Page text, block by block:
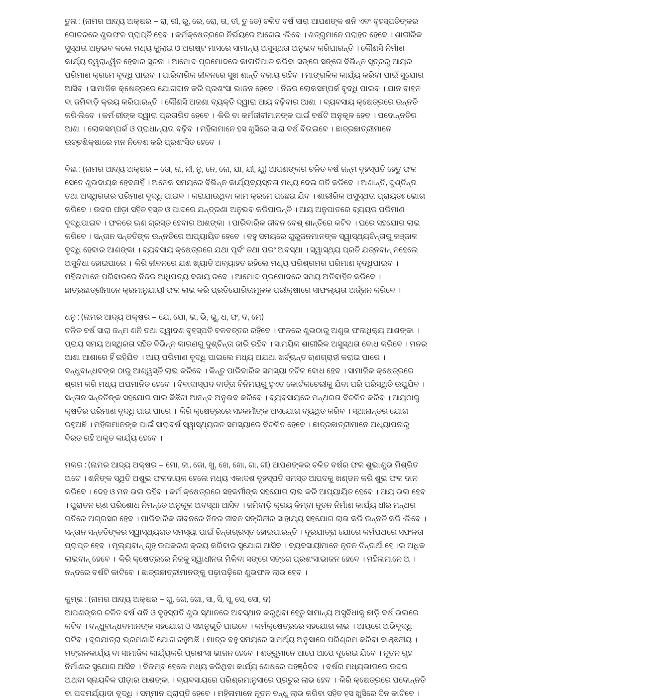
ତୁଳା : (ନାମର ଆଦ୍ୟ ଅକ୍ଷର – ରା, ରୀ, ରୁ, ରେ, ରୋ, ତା, ତୀ, ତୁ ତେ) ଚଳିତ ବର୍ଷ ସାରା ଆପଣଙ୍କ ଶନି ଏବଂ ବୃହସ୍ପତିଙ୍କର
ଗୋଚରରେ ଶୁଭଫଳ ପ୍ରାପ୍ତି ହେବ । କର୍ମକ୍ଷେତ୍ରରେ ନିର୍ଭୟରେ ଆଗେଇ ·ଲିବେ । ଶତ୍ରୁମାନେ ପରାହତ ହେବେ । ଶାରୀରିକ
ସୁସ୍ଥତା ଅନୁଭବ କଲେ ମଧ୍ୟ ଜୁଲାଇ ଓ ଅଗଷ୍ଟ ମାସରେ ସାମାନ୍ୟ ଅସୁସ୍ଥତା ଅନୁଭବ କରିପାରନ୍ତି । କୌଣସି ନିର୍ମାଣ
କାର୍ଯ୍ୟ ତ୍ୱରାନ୍ୱିତ ହେବାର ସୂଚନା । ଆମୋଦ ପ୍ରମୋଦରେ କାଳାତିପାତ କରିବା ସଙ୍ଗେ ସଙ୍ଗେ ବିଭିନ୍ନ ସୂତ୍ରରୁ ଆୟର
ପରିମାଣ କ୍ରମେ ବୃଦ୍ଧି ପାଇବ । ପାରିବାରିକ ଜୀବନରେ ସୁଖ ଶାନ୍ତି ବଜାୟ ରହିବ । ମାଙ୍ଗଳିକ କାର୍ଯ୍ୟ କରିବା ପାଇଁ ସୁଯୋଗ
ଆସିବ । ସାମାଜିକ କ୍ଷେତ୍ରରେ ଯୋଗଦାନ କରି ପ୍ରଶଂସା ଭାଜନ ହେବେ । ନିଜର ଲୋକସମ୍ପର୍କ ବୃଦ୍ଧି ପାଇବ । ଯାନ ବାହନ
ବା ଜମିବାଡ଼ି କ୍ରୟ କରିପାରନ୍ତି । କୌଣସି ଅଜଣା ବ୍ୟକ୍ତି ଦ୍ୱାରା ଆୟ ବଢ଼ିବାର ଆଶା । ବ୍ୟବସାୟ କ୍ଷେତ୍ରରେ ଉନ୍ନତି
କରି·ଲିବେ । କର୍ମ·ରୀଙ୍କ ଦ୍ୱାରା ପ୍ରତାରିତ ହେବେ । ·କିରି ବା କର୍ମଜୀବୀମାନଙ୍କ ପାଇଁ ବର୍ଷଟି ଅନୁକୂଳ ହେବ । ପଦୋନ୍ନତିର
ଆଶା । ଲୋକସମ୍ପର୍କ ଓ ପ୍ରାଧାନ୍ୟତା ବଢ଼ିବ । ମହିଳାମାନେ ହସ ଖୁସିରେ ସାରା ବର୍ଷ ବିତାଇବେ । ଛାତ୍ରଛାତ୍ରୀମାନେ
ଉଚ୍ଚଶିକ୍ଷାରେ ମନ ନିବେଶ କରି ପ୍ରଶଂସିତ ହେବେ ।
ବିଛା : (ନାମର ଆଦ୍ୟ ଅକ୍ଷର – ତୋ, ନା, ନୀ, ନୁ, ନେ, ନୋ, ଯା, ଯୀ, ଯୁ) ଆପଣଙ୍କର ଚଳିତ ବର୍ଷ ଜନ୍ମ ବୃହସ୍ପତି ହେତୁ ଫଳ
ସେତେ ଶୁଭଦାୟକ ହେବନାହିଁ । ଅନେକ ସମୟରେ ବିଭିନ୍ନ କାର୍ଯ୍ୟବ୍ୟସ୍ତତା ମଧ୍ୟ ଦେଇ ଗତି କରିବେ । ଅଶାନ୍ତି, ଦୁଶ୍ଚିନ୍ତା
ତଥା ଅସ୍ଥିରତାର ପରିମାଣ ବୃଦ୍ଧି ପାଇବ । କରାଯାଉଥିବା କାମ କ୍ରମେ ପଛେଇ ଯିବ । ଶାରୀରିକ ଅସୁସ୍ଥତା ପ୍ରାୟତଃ ଭୋଗ
କରିବେ । ଉଦର ପୀଡ଼ା ସହିତ ହସ୍ତ ଓ ପାଦରେ ଯନ୍ତ୍ରଣା ଅନୁଭବ କରିପାରନ୍ତି । ଆୟ ଅନୁପାତରେ ବ୍ୟୟର ପରିମାଣ
ବୃଦ୍ଧିପାଇବ । ଫଳରେ ଋଣ ଗ୍ରସ୍ତ ହେବାର ଆଶଙ୍କା । ପାରିବାରିକ ଜୀବନ ବେଶ୍ ଶାନ୍ତିରେ କଟିବ । ଘରେ ସହଯୋଗ ଲାଭ
କରିବେ । ସନ୍ତାନ ସନ୍ତତିଙ୍କ ଉନ୍ନତିରେ ଆପ୍ୟାୟିତ ହେବେ । ବହୁ ସମୟରେ ଗୁରୁଜନମାନଙ୍କ ସ୍ୱାସ୍ଥ୍ୟଚିନ୍ତାରୁ ଜଞ୍ଜାଳ
ବୃଦ୍ଧି ହେବାର ଆଶଙ୍କା । ବ୍ୟବସାୟ କ୍ଷେତ୍ରରେ ଯଥା ପୂର୍ବଂ ତଥା ପରଂ ଅବସ୍ଥା । ସ୍ୱାସ୍ଥ୍ୟ ପ୍ରତି ଯତ୍ନବାନ୍ ନହେଲେ
ଅସୁବିଧା ହୋଇପାରେ । ·କିରି ଜୀବନରେ ଯଶ ଖ୍ୟାତି ଅବ୍ୟାହତ ରହିଲେ ମଧ୍ୟ ପରିଶ୍ରମର ପରିମାଣ ବୃଦ୍ଧିପାଇବ ।
ମହିଳାମାନେ ପରିବାରରେ ନିଜର ଆଧିପତ୍ୟ ବଜାୟ ରବେ । ଆମୋଦ ପ୍ରମୋଦରେ ସମୟ ଅତିବାହିତ କରିବେ ।
ଛାତ୍ରଛାତ୍ରୀମାନେ କ୍ରମାନୁଯାୟୀ ଫଳ ଲାଭ କରି ପ୍ରତିଯୋଗିତାମୂଳକ ପରୀକ୍ଷାରେ ସାଫଲ୍ୟତା ଅର୍ଜ୍ଜନ କରିବେ ।
ଧନୁ : (ନାମର ଆଦ୍ୟ ଅକ୍ଷର – ଯେ, ଯୋ, ଭ, ଭି, ଭୁ, ଧ, ଫ, ଦ, ମେ)
ଚଳିତ ବର୍ଷ ସାରା ଜନ୍ମ ଶନି ତଥା ଦ୍ୱାଦଶ ବୃହସ୍ପତି ବଳବତ୍ତର ରହିବେ । ଫଳରେ ଶୁଭଠାରୁ ଅଶୁଭ ଫଳାଧିକ୍ୟ ଆଶଙ୍କା ।
ପ୍ରାୟ ସମୟ ଅସ୍ଥିରତା ସହିତ ବିଭିନ୍ନ କାରଣରୁ ଦୁଶ୍ଚିନ୍ତା ଜାରି ରହିବ । ସାମୟିକ ଶାରୀରିକ ଅସୁସ୍ଥତା ବୋଧ କରିବେ । ମନର
ଆଶା ଆଶାରେ ହିଁ ରହିଯିବ । ଆୟ ପରିମାଣ ବୃଦ୍ଧି ପାଇଲେ ମଧ୍ୟ ଅଯଥା ଖର୍ଚ୍ଚାନ୍ତ ଋଣଗ୍ରାହୀ କରାଇ ପାରେ ।
ବନ୍ଧୁବାନ୍ଧବଙ୍କ ଠାରୁ ଆଶ୍ୱସ୍ତି ଲାଭ କରିବେ । କିନ୍ତୁ ପାରିବାରିକ ସମସ୍ୟା ଜଟିଳ ବୋଧ ହେବ । ସାମାଜିକ କ୍ଷେତ୍ରରେ
ଶ୍ରମ କରି ମଧ୍ୟ ଅପମାନିତ ହେବେ । ବିବାଦାସ୍ପଦ ବାର୍ତ୍ତା ବିନିମୟରୁ ହୁଏତ କୋର୍ଟକଚେରୀକୁ ଯିବା ପରି ପରିସ୍ଥିତି ଉପୁଯିବ ।
ସନ୍ତାନ ସନ୍ତତିଙ୍କ ସହଯୋଗ ପାଇ କିଛିଟା ଆନନ୍ଦ ଅନୁଭବ କରିବେ । ବ୍ୟବସାୟରେ ମନ୍ଥରତା ବିଚଳିତ କରିବ । ଆୟଠାରୁ
କ୍ଷତିର ପରିମାଣ ବୃଦ୍ଧି ପାଇ ପାରେ । ·କିରି କ୍ଷେତ୍ରରେ ସହକର୍ମୀଙ୍କ ଅସଯୋଗ ବ୍ୟଥିତ କରିବ । ସ୍ଥାନାନ୍ତର ଯୋଗ
ରହୁଅଛି । ମହିଳାମାନଙ୍କ ପାଇଁ ସାରାବର୍ଷ ସ୍ୱାସ୍ଥ୍ୟଗତ ସମସ୍ୟାରେ ବିଚଳିତ ହେବେ । ଛାତ୍ରଛାତ୍ରୀମାନେ ଅଧ୍ୟାପନାରୁ
ବିରତ ରହି ଅକୃତ କାର୍ଯ୍ୟ ହେବେ ।
ମକର : (ନାମର ଆଦ୍ୟ ଅକ୍ଷର – ମୋ, ଜା, ଜୋ, ଖୁ, ଖେ, ଖୋ, ଗା, ଗୀ) ଆପଣଙ୍କର ଚଳିତ ବର୍ଷର ଫଳ ଶୁଭାଶୁଭ ମିଶ୍ରିତ
ଅଟେ । ଶନିଙ୍କ ସ୍ଥିତି ଅଶୁଭ ଫଳଦାୟକ ହେଲେ ମଧ୍ୟ ଏକାଦଶ ବୃହସ୍ପତି ସମସ୍ତ ଆପଦକୁ ଖଣ୍ଡନ କରି ଶୁଭ ଫଳ ଦାନ
କରିବେ । ଦେହ ଓ ମନ ଭଲ ରହିବ । କର୍ମ କ୍ଷେତ୍ରରେ ସହକର୍ମୀଙ୍କ ସହଯୋଗ ଲାଭ କରି ଆପ୍ୟାୟିତ ହେବେ । ଆୟ ଭଲ ହେବ
। ପୁରାତନ ଋଣ ପରିଶୋଧ ନିମନ୍ତେ ଅନୁକୂଳ ଅବସ୍ଥା ଆସିବ । ଜମିବାଡ଼ି କ୍ରୟ କିମ୍ବା ନୂତନ ନିର୍ମାଣ କାର୍ଯ୍ୟ ଧୀର ମନ୍ଥର
ଗତିରେ ଅଗ୍ରସର ହେବ । ପାରିବାରିକ ଜୀବନରେ ନିଜର ଜୀବନ ସଙ୍ଗିନୀର ସାହାଯ୍ୟ ସହଯୋଗ ଲାଭ କରି ଉନ୍ନତି କରି ·ଲିବେ ।
ସନ୍ତାନ ସନ୍ତତିଙ୍କର ସ୍ୱାସ୍ଥ୍ୟଗତ ସମସ୍ୟା ପାଇଁ ଚିନ୍ତାଗ୍ରସ୍ତ ହୋଇପାରନ୍ତି । ଦୂରଯାତ୍ରା ଯୋଗେ କର୍ମପଥରେ ସଫଳତା
ପ୍ରାପ୍ତ ହେବ । ମୂଲ୍ୟବାନ୍ ଗୃହ ଉପକରଣ କ୍ରୟ କରିବାର ସୁଯୋଗ ଆସିବ । ବ୍ୟବସାୟୀମାନେ ନୂତନ ଚିନ୍ତାର୍ଥୀ ହେ ।ଇ ଅଧିକ
ଲାଭବାନ୍ ହେବେ । ·କିରି କ୍ଷେତ୍ରରେ ନିଜକୁ ସ୍ୱାଧୀନତା ମିଳିବା ସଙ୍ଗେ ସଙ୍ଗେ ପ୍ରଶଂସାଭାଜନ ହେବେ । ମହିଳାମାନେ ଅ ।
ନନ୍ଦରେ ବର୍ଷଟି କାଟିବେ । ଛାତ୍ରଛାତ୍ରୀମାନଙ୍କୁ ପଢ଼ାପଢ଼ିରେ ଶୁଭଫଳ ଲାଭ ହେବ ।
କୁମ୍ଭ : (ନାମର ଆଦ୍ୟ ଅକ୍ଷର – ଗୁ, ଗେ, ଗୋ, ସା, ସି, ସୂ, ସେ, ସୋ, ଦ)
ଆପଣଙ୍କର ଚଳିତ ବର୍ଷ ଶନି ଓ ବୃହସ୍ପତି ଶୁଭ ସ୍ଥାନରେ ଅବସ୍ଥାନ କରୁଥିବା ହେତୁ ସାମାନ୍ୟ ଅସୁବିଧାକୁ ଛାଡ଼ି ବର୍ଷ ଭଲରେ
କଟିବ । ବନ୍ଧୁବାନ୍ଧବମାନଙ୍କ ସହଯୋଗ ଓ ସହାନୁଭୂତି ପାଇବେ । କର୍ମକ୍ଷେତ୍ରରେ ସହଯୋଗ ଲାଭ । ଆୟରେ ଅଭିବୃଦ୍ଧି
ଘଟିବ । ଦୂରଯାତ୍ରା ଭ୍ରମଣାଦି ଯୋଗ ରହୁଅଛି । ମାତ୍ର ବହୁ ସମୟରେ ସାମର୍ଥ୍ୟ ଅନୁସାରେ ପରିଶ୍ରମ କରିବା ବାଞ୍ଛନୀୟ ।
ମଙ୍ଗଳକାର୍ଯ୍ୟ ବା ସାମାଜିକ କାର୍ଯ୍ୟକରି ପ୍ରଶଂସା ଭାଜନ ହେବେ । ଶତ୍ରୁମାନେ ଆପେ ଆପେ ଦୂରେଇ ଯିବେ । ନୂତନ ଗୃହ
ନିର୍ମାଣର ସୁଯୋଗ ଆସିବ । ବିଳମ୍ବ ହେଲେ ମଧ୍ୟ କରିଥିବା କାର୍ଯ୍ୟ ଶେଷରେ ପହଞ୍ôଚବ । ବର୍ଷର ମଧ୍ୟଭାଗରେ ଉଦର
ଅଥବା ସ୍ନାୟବିକ ପୀଡ଼ାର ଆଶଙ୍କା । ବ୍ୟବସାୟରେ ପରିଶ୍ରମାନୁସାରେ ପ୍ରଚୁର ଲାଭ ହେବ । ·କିରି କ୍ଷେତ୍ରରେ ପଦୋନ୍ନତି
ବା ପଦମର୍ଯ୍ୟାଦା ବୃଦ୍ଧି । ସମ୍ମାନ ପ୍ରାପ୍ତି ହେବେ । ମହିଳାମାନେ ନୂତନ ବନ୍ଧୁ ଲାଭ କରିବା ସହିତ ହସ ଖୁସିରେ ଦିନ କାଟିବେ ।